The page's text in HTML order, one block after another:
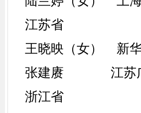
江苏省
王晓映（女） 新华
张建赓 江苏广播
浙江省